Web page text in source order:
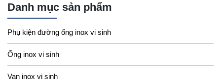
Danh mục sản phẩm
Phụ kiện đường ống inox vi sinh
Ống inox vi sinh
Van inox vi sinh